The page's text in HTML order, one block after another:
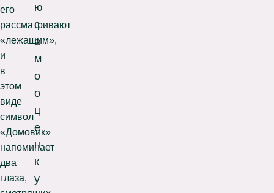
его
рассматривают
«лежащим»,
и
в
этом
виде
символ
«Домовик»
напоминает
два
глаза,
ю
с
а
м
о
о
ц
е
н
к
у